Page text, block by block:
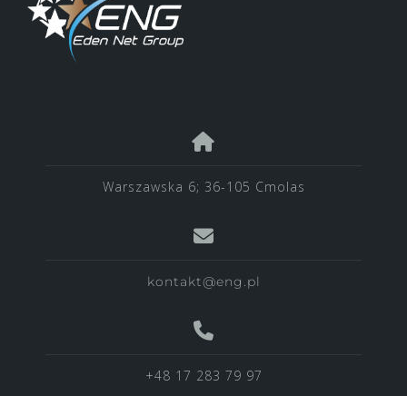
Warszawska 6; 36-105 Cmolas
kontakt@eng.pl
+48 17 283 79 97